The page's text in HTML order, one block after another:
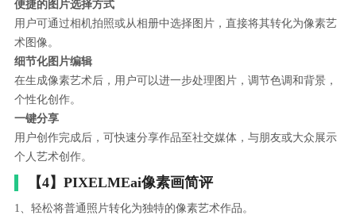
便捷的图片选择方式
用户可通过相机拍照或从相册中选择图片，直接将其转化为像素艺
术图像。
细节化图片编辑
在生成像素艺术后，用户可以进一步处理图片，调节色调和背景，
个性化创作。
一键分享
用户创作完成后，可快速分享作品至社交媒体，与朋友或大众展示
个人艺术创作。
【4】PIXELMEai像素画简评
1、轻松将普通照片转化为独特的像素艺术作品。